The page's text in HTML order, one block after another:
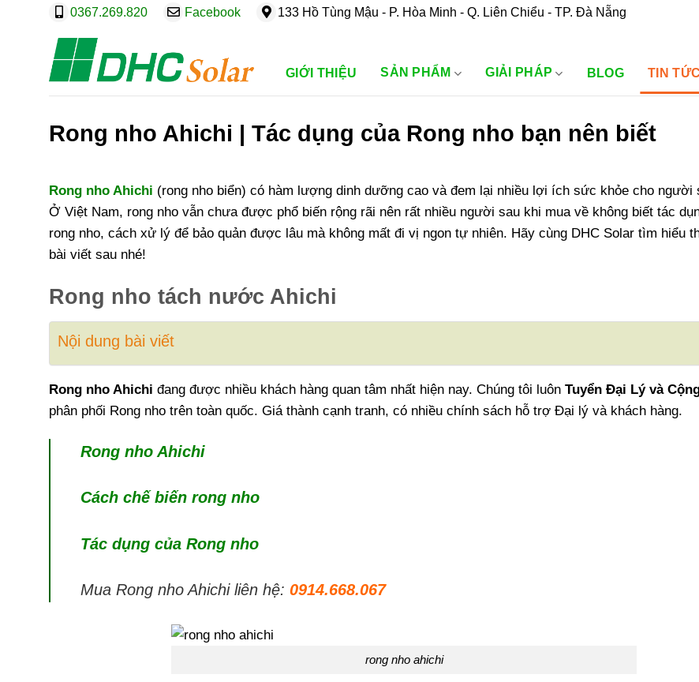
0367.269.820 Facebook 133 Hồ Tùng Mậu - P. Hòa Minh - Q. Liên Chiểu - TP. Đà Nẵng
GIỚI THIỆU SẢN PHẨM GIẢI PHÁP BLOG TIN TỨC
Rong nho Ahichi | Tác dụng của Rong nho bạn nên biết
Rong nho Ahichi (rong nho biển) có hàm lượng dinh dưỡng cao và đem lại nhiều lợi ích sức khỏe cho người
Ở Việt Nam, rong nho vẫn chưa được phổ biến rộng rãi nên rất nhiều người sau khi mua về không biết tác
rong nho, cách xử lý để bảo quản được lâu mà không mất đi vị ngon tự nhiên. Hãy cùng DHC Solar tìm hiểu
bài viết sau nhé!
Rong nho tách nước Ahichi
Nội dung bài viết
Rong nho Ahichi đang được nhiều khách hàng quan tâm nhất hiện nay. Chúng tôi luôn Tuyển Đại Lý và
phân phối Rong nho trên toàn quốc. Giá thành cạnh tranh, có nhiều chính sách hỗ trợ Đại lý và khách hàng.
Rong nho Ahichi
Cách chế biến rong nho
Tác dụng của Rong nho
Mua Rong nho Ahichi liên hệ:0914.668.067
rong nho ahichi